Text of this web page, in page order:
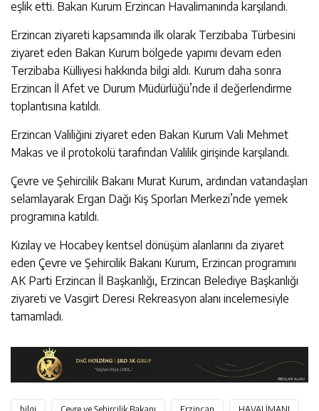
eşlik etti. Bakan Kurum Erzincan Havalimanında karşılandı.
Erzincan ziyareti kapsamında ilk olarak Terzibaba Türbesini
ziyaret eden Bakan Kurum bölgede yapımı devam eden
Terzibaba Külliyesi hakkında bilgi aldı. Kurum daha sonra
Erzincan İl Afet ve Durum Müdürlüğü’nde il değerlendirme
toplantısına katıldı.
Erzincan Valiliğini ziyaret eden Bakan Kurum Vali Mehmet
Makas ve il protokolü tarafından Valilik girişinde karşılandı.
Çevre ve Şehircilik Bakanı Murat Kurum, ardından vatandaşları
selamlayarak Ergan Dağı Kış Sporları Merkezi’nde yemek
programına katıldı.
Kızılay ve Hocabey kentsel dönüşüm alanlarını da ziyaret
eden Çevre ve Şehircilik Bakanı Kurum, Erzincan programını
AK Parti Erzincan İl Başkanlığı, Erzincan Belediye Başkanlığı
ziyareti ve Vasgirt Deresi Rekreasyon alanı incelemesiyle
tamamladı.